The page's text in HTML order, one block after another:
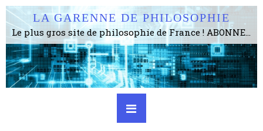
LA GARENNE DE PHILOSOPHIE
Le plus gros site de philosophie de France ! ABONNEZ-VOUS ! 4115 Articles, 1634 abonné·e·s, depuis 2006 . . . . . . . . 2 852 214 pages vues jusqu'à présent. Prestance et être apte à un plus grand nombre de choses.